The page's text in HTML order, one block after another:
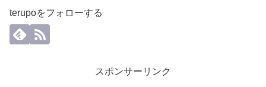
terupoをフォローする
スポンサーリンク